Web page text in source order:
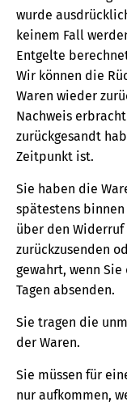
wurde
keinem Fall
Entgelte
Wir können die
Waren wieder
Nachweis
zurückgesandt
Zeitpunkt ist.
Sie haben die
spätestens binnen
über den
zurückzusenden
gewahrt, wenn
Tagen absenden.
Sie tragen die
der Waren.
Sie müssen für
nur aufkommen,